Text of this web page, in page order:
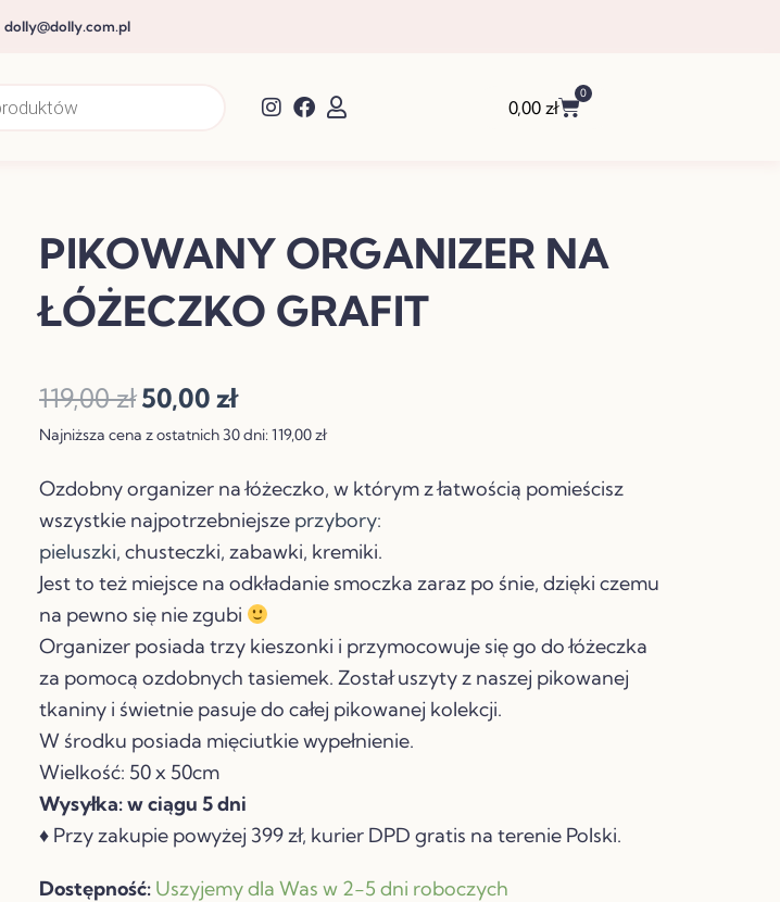
dolly@dolly.com.pl
0,00 zł
0
Wózek
PIKOWANY ORGANIZER NA
ŁÓŻECZKO GRAFIT
119,00zł Pierwotna
cena
119,00 zł.
50,00 złAktualna
cena
50,00 zł.
Najniższa cena z ostatnich 30 dni:119,00zł
Ozdobny organizer na łóżeczko, w którym z łatwością pomieścisz
wszystkie najpotrzebniejsze przybory:
pieluszki, chusteczki, zabawki, kremiki.
Jest to też miejsce na odkładanie smoczka zaraz po śnie, dzięki czemu
na pewno się nie zgubi
Organizer posiada trzy kieszonki i przymocowuje się go do łóżeczka
za pomocą ozdobnych tasiemek. Został uszyty z naszej pikowanej
tkaniny i świetnie pasuje do całej pikowanej kolekcji.
W środku posiada mięciutkie wypełnienie.
Wielkość: 50 x 50cm
Wysyłka: w ciągu 5 dni
♦ Przy zakupie powyżej 399 zł, kurier DPD gratis na terenie Polski.
Dostępność: Uszyjemy dla Was w 2-5 dni roboczych
ilość